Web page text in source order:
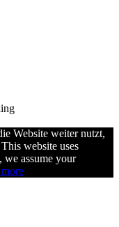
Website weiter nutzt,
website uses
we assume your